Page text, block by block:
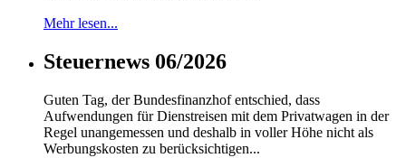
Mehr lesen...
Steuernews 06/2026
Guten Tag, der Bundesfinanzhof entschied, dass
Aufwendungen für Dienstreisen mit dem Privatwagen in der
Regel unangemessen und deshalb in voller Höhe nicht als
Werbungskosten zu berücksichtigen...